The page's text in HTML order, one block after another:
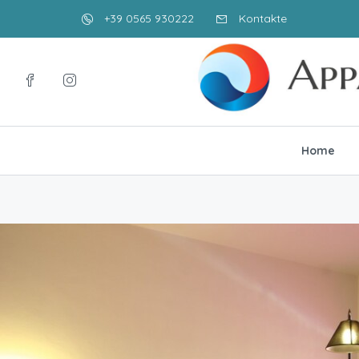
+39 0565 930222 Kontakte
Home